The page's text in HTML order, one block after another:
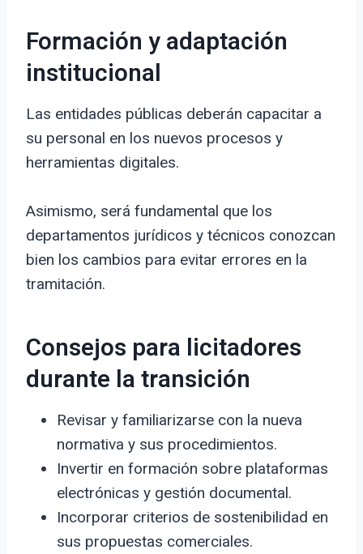
Formación y adaptación
institucional
Las entidades públicas deberán capacitar a
su personal en los nuevos procesos y
herramientas digitales.
Asimismo, será fundamental que los
departamentos jurídicos y técnicos conozcan
bien los cambios para evitar errores en la
tramitación.
Consejos para licitadores
durante la transición
Revisar y familiarizarse con la nueva
normativa y sus procedimientos.
Invertir en formación sobre plataformas
electrónicas y gestión documental.
Incorporar criterios de sostenibilidad en
sus propuestas comerciales.